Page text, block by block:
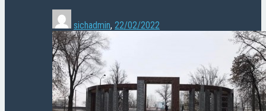
sichadmin, 22/02/2022